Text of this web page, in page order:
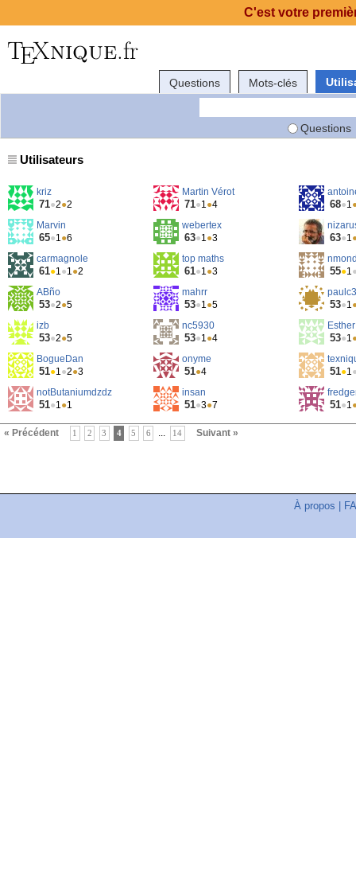
Questions Mots-clés
Questions
Utilisateurs
kriz
71●2●2
Martin Vérot
71●1●4 68●1
Marvin
65●1●6
webertex
63●1●3 63●1
carmagnole
61●1●1●2
top maths
61●1●3 55●1
ABño
53●2●5
mahrr
53●1●5 53●1
izb
53●2●5
nc5930
53●1●4 53●1
BogueDan
51●1●2●3
onyme
51●4 51●1
notButaniumdzdz
51●1●1
insan
51●3●7 51●1
« Précédent 1 2 3 4 5 6 ... 14 Suivant »
À propos
C'est votre